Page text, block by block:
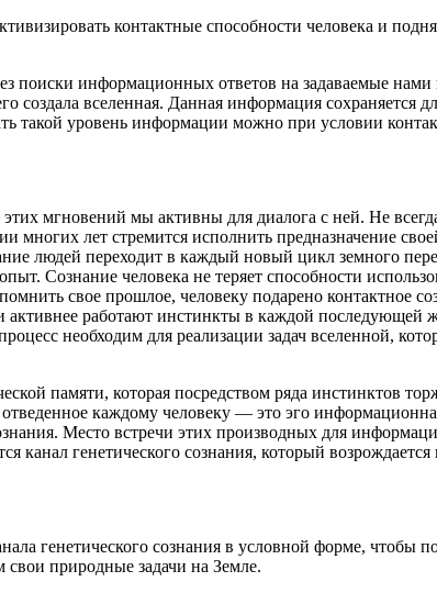
контактные способности человека и
поиски информационных ответов на задаваемые
создала вселенная. Данная информация
такой уровень информации можно при условии
мгновений мы активны для диалога с ней. Не
многих лет стремится исполнить предназначение
людей переходит в каждый новый цикл земного
Сознание человека не теряет способности
свое прошлое, человеку подарено контактное
работают инстинкты в каждой последующей
необходим для реализации задач вселенной,
памяти, которая посредством ряда инстинктов
каждому человеку — это эго
Место встречи этих производных для
канал генетического сознания, который
генетического сознания в условной форме, чтобы
природные задачи на Земле.